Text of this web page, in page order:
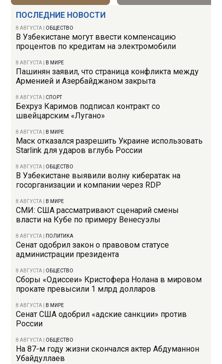
ПОСЛЕДНИЕ НОВОСТИ
8 АВГУСТА ОБЩЕСТВО
В Узбекистане могут ввести компенсацию
процентов по кредитам на электромобили
8 АВГУСТА В МИРЕ
Пашинян заявил, что страница конфликта между
Арменией и Азербайджаном закрыта
8 АВГУСТА СПОРТ
Бехруз Каримов подписал контракт со
швейцарским «Лугано»
8 АВГУСТА В МИРЕ
Маск отказался разрешить Украине использовать
Starlink для ударов вглубь России
8 АВГУСТА ОБЩЕСТВО
В Узбекистане выявили волну кибератак на
госорганизации и компании через RDP
8 АВГУСТА В МИРЕ
СМИ: США рассматривают сценарий смены
власти на Кубе по примеру Венесуэлы
8 АВГУСТА ПОЛИТИКА
Сенат одобрил закон о правовом статусе
администрации президента
8 АВГУСТА ОБЩЕСТВО
Сборы «Одиссеи» Кристофера Нолана в мировом
прокате превысили 1 млрд долларов
8 АВГУСТА В МИРЕ
Сенат США одобрил «адские санкции» против
России
8 АВГУСТА ОБЩЕСТВО
На 87-м году жизни скончался актер Абдуманнон
Убайдуллаев